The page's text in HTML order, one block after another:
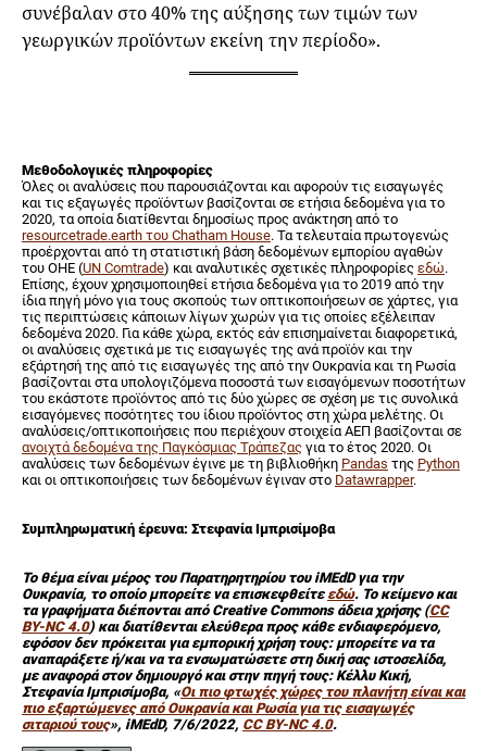
συνέβαλαν στο 40% της αύξησης των τιμών των
γεωργικών προϊόντων εκείνη την περίοδο».
Μεθοδολογικές πληροφορίες
Όλες οι αναλύσεις που παρουσιάζονται και αφορούν τις εισαγωγές
και τις εξαγωγές προϊόντων βασίζονται σε ετήσια δεδομένα για το
2020, τα οποία διατίθενται δημοσίως προς ανάκτηση από το
resourcetrade.earth του Chatham House. Τα τελευταία πρωτογενώς
προέρχονται από τη στατιστική βάση δεδομένων εμπορίου αγαθών
του ΟΗΕ (UN Comtrade) και αναλυτικές σχετικές πληροφορίες εδώ.
Επίσης, έχουν χρησιμοποιηθεί ετήσια δεδομένα για το 2019 από την
ίδια πηγή μόνο για τους σκοπούς των οπτικοποιήσεων σε χάρτες, για
τις περιπτώσεις κάποιων λίγων χωρών για τις οποίες εξέλειπαν
δεδομένα 2020. Για κάθε χώρα, εκτός εάν επισημαίνεται διαφορετικά,
οι αναλύσεις σχετικά με τις εισαγωγές της ανά προϊόν και την
εξάρτησή της από τις εισαγωγές της από την Ουκρανία και τη Ρωσία
βασίζονται στα υπολογιζόμενα ποσοστά των εισαγόμενων ποσοτήτων
του εκάστοτε προϊόντος από τις δύο χώρες σε σχέση με τις συνολικά
εισαγόμενες ποσότητες του ίδιου προϊόντος στη χώρα μελέτης. Οι
αναλύσεις/οπτικοποιήσεις που περιέχουν στοιχεία ΑΕΠ βασίζονται σε
ανοιχτά δεδομένα της Παγκόσμιας Τράπεζας για το έτος 2020. Οι
αναλύσεις των δεδομένων έγινε με τη βιβλιοθήκη Pandas της Python
και οι οπτικοποιήσεις των δεδομένων έγιναν στο Datawrapper.
Συμπληρωματική έρευνα: Στεφανία Ιμπρισίμοβα
Το θέμα είναι μέρος του Παρατηρητηρίου του iMEdD για την
Ουκρανία, το οποίο μπορείτε να επισκεφθείτεεδώ. Το κείμενο και
τα γραφήματα διέπονται από Creative Commons άδεια χρήσης (CC
BY-NC 4.0) και διατίθενται ελεύθερα προς κάθε ενδιαφερόμενο,
εφόσον δεν πρόκειται για εμπορική χρήση τους: μπορείτε να τα
αναπαράξετε ή/και να τα ενσωματώσετε στη δική σας ιστοσελίδα,
με αναφορά στον δημιουργό και στην πηγή τους: Κέλλυ Κική,
Στεφανία Ιμπρισίμοβα, «Οι πιο φτωχές χώρες του πλανήτη είναι και
πιο εξαρτώμενες από Ουκρανία και Ρωσία για τις εισαγωγές
σιταριού τους», iMEdD, 7/6/2022, CC BY-NC 4.0.